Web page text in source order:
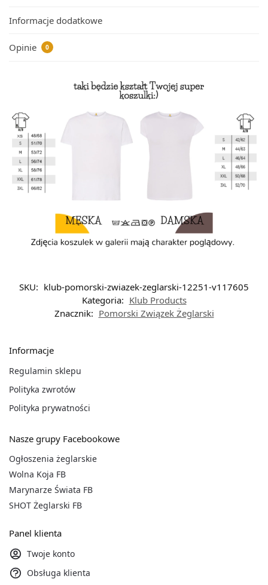
Informacje dodatkowe
Opinie 0
SKU: klub-pomorski-zwiazek-zeglarski-12251-v117605
Kategoria: Klub Products
Znacznik: Pomorski Związek Żeglarski
Informacje
Regulamin sklepu
Polityka zwrotów
Polityka prywatności
Nasze grupy Facebookowe
Ogłoszenia żeglarskie
Wolna Koja FB
Marynarze Świata FB
SHOT Żeglarski FB
Panel klienta
Twoje konto
Obsługa klienta